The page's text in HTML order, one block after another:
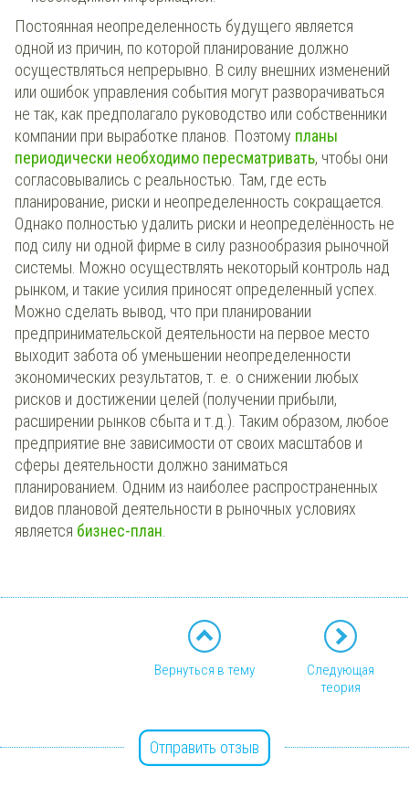
Постоянная неопределенность будущего является
одной из причин, по которой планирование должно
осуществляться непрерывно. В силу внешних изменений
или ошибок управления события могут разворачиваться
не так, как предполагало руководство или собственники
компании при выработке планов. Поэтому планы
периодически необходимо пересматривать, чтобы они
согласовывались с реальностью. Там, где есть
планирование, риски и неопределенность сокращается.
Однако полностью удалить риски и неопределённость не
под силу ни одной фирме в силу разнообразия рыночной
системы. Можно осуществлять некоторый контроль над
рынком, и такие усилия приносят определенный успех.
Можно сделать вывод, что при планировании
предпринимательской деятельности на первое место
выходит забота об уменьшении неопределенности
экономических результатов, т. е. о снижении любых
рисков и достижении целей (получении прибыли,
расширении рынков сбыта и т.д.). Таким образом, любое
предприятие вне зависимости от своих масштабов и
сферы деятельности должно заниматься
планированием. Одним из наиболее распространенных
видов плановой деятельности в рыночных условиях
является бизнес-план
Вернуться в тему
Следующая
теория
Отправить отзыв